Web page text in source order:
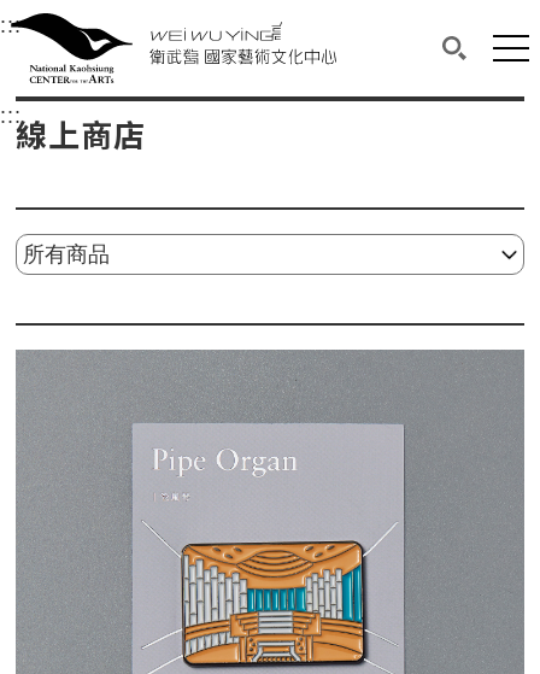
衛武營國家藝術文化中心
中央內容區塊，為本頁主要內容區。
:::選單連結區塊，此區塊列有本網站主要連結。
衛武營國家藝術文化中心
搜尋(開
網
:::中央內容區塊，為本頁主要內容區。
線上商店
請選擇